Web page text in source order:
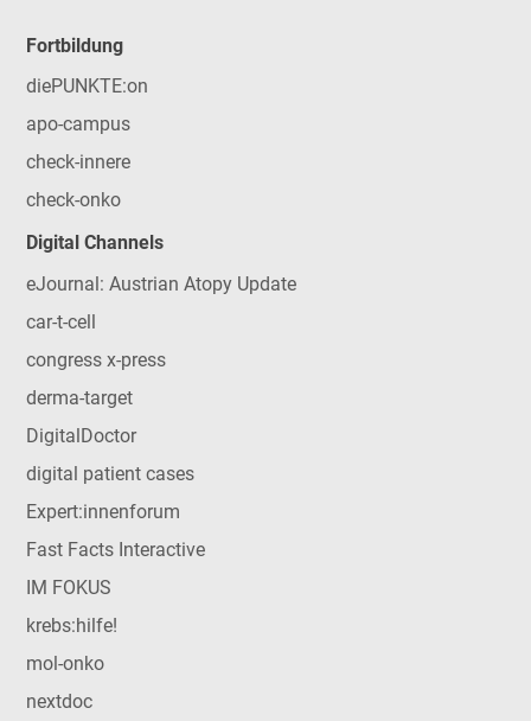
Fortbildung
diePUNKTE:on
apo-campus
check-innere
check-onko
Digital Channels
eJournal: Austrian Atopy Update
car-t-cell
congress x-press
derma-target
DigitalDoctor
digital patient cases
Expert:innenforum
Fast Facts Interactive
IM FOKUS
krebs:hilfe!
mol-onko
nextdoc